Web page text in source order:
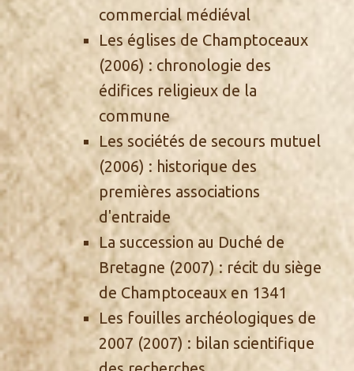
commercial médiéval
Les églises de Champtoceaux
(2006) : chronologie des
édifices religieux de la
commune
Les sociétés de secours mutuel
(2006) : historique des
premières associations
d'entraide
La succession au Duché de
Bretagne (2007) : récit du siège
de Champtoceaux en 1341
Les fouilles archéologiques de
2007 (2007) : bilan scientifique